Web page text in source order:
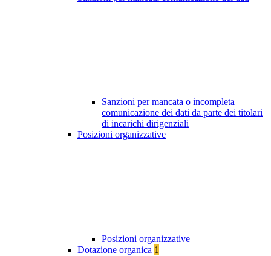
Sanzioni per mancata o incompleta
comunicazione dei dati da parte dei titolari
di incarichi dirigenziali
Posizioni organizzative
Posizioni organizzative
Dotazione organica 1